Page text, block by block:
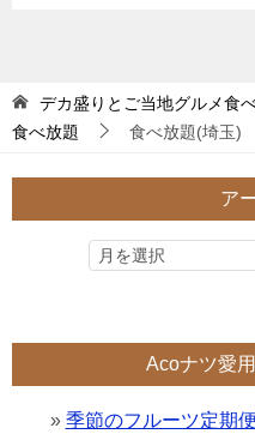
デカ盛りとご当地グルメ食
食べ放題
食べ放題(埼玉)
ア
Acoナツ愛
» 季節のフルーツ定期